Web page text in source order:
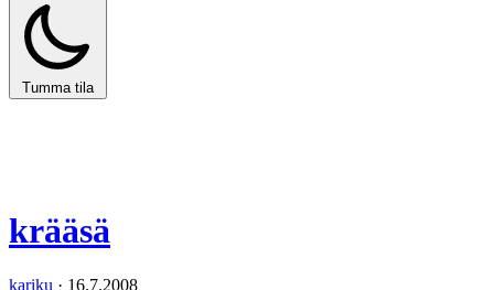
Tumma tila
krääsä
kariku · 16.7.2008